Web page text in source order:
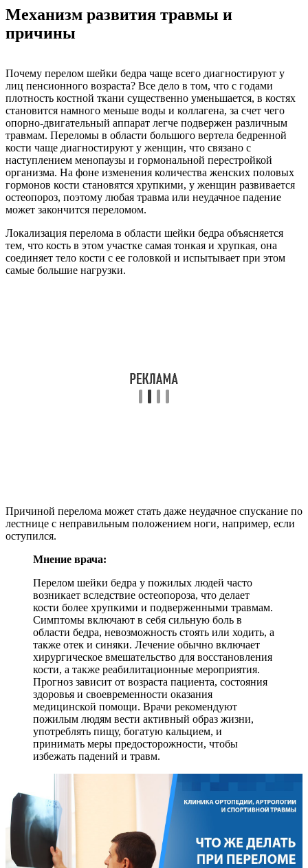
Механизм развития травмы и
причины
Почему перелом шейки бедра чаще всего диагностируют у
лиц пенсионного возраста? Все дело в том, что с годами
плотность костной ткани существенно уменьшается, в костях
становится намного меньше воды и коллагена, за счет чего
опорно-двигательный аппарат легче подвержен различным
травмам. Переломы в области большого вертела бедренной
кости чаще диагностируют у женщин, что связано с
наступлением менопаузы и гормональной перестройкой
организма. На фоне изменения количества женских половых
гормонов кости становятся хрупкими, у женщин развивается
остеопороз, поэтому любая травма или неудачное падение
может закончится переломом.
Локализация перелома в области шейки бедра объясняется
тем, что кость в этом участке самая тонкая и хрупкая, она
соединяет тело кости с ее головкой и испытывает при этом
самые большие нагрузки.
Причиной перелома может стать даже неудачное спускание по
лестнице с неправильным положением ноги, например, если
оступился.
Мнение врача:
Перелом шейки бедра у пожилых людей часто
возникает вследствие остеопороза, что делает
кости более хрупкими и подверженными травмам.
Симптомы включают в себя сильную боль в
области бедра, невозможность стоять или ходить, а
также отек и синяки. Лечение обычно включает
хирургическое вмешательство для восстановления
кости, а также реабилитационные мероприятия.
Прогноз зависит от возраста пациента, состояния
здоровья и своевременности оказания
медицинской помощи. Врачи рекомендуют
пожилым людям вести активный образ жизни,
употреблять пищу, богатую кальцием, и
принимать меры предосторожности, чтобы
избежать падений и травм.